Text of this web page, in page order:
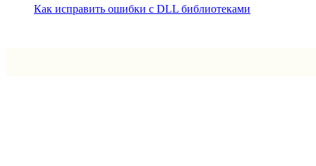
Как исправить ошибки с DLL библиотеками